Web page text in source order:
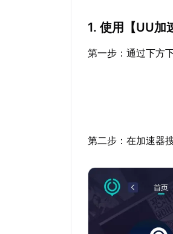
1. 使用【UU加
第一步：通过下方
第二步：在加速器